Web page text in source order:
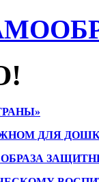
ДЛЯ